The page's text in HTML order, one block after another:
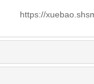
https://